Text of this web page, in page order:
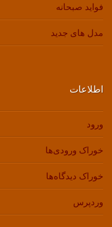
فواید صبحانه
مدل های جدید
اطلاعات
ورود
خوراک ورودی‌ها
خوراک دیدگاه‌ها
وردپرس